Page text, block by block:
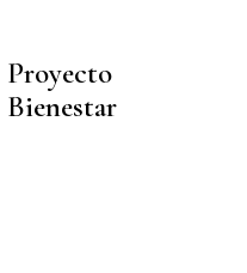
Proyecto
Bienestar